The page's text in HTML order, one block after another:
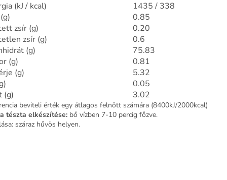
(kJ / kcal)
1435 / 338
0.85
zsír (g)
0.20
zsír (g)
0.6
(g)
75.83
(g)
0.81
(g)
5.32
0.05
(g)
3.02
beviteli érték egy átlagos felnőtt számára (8400kJ/2000kcal)
tészta elkészítése: bő vízben 7-10 percig főzve.
száraz hűvös helyen.